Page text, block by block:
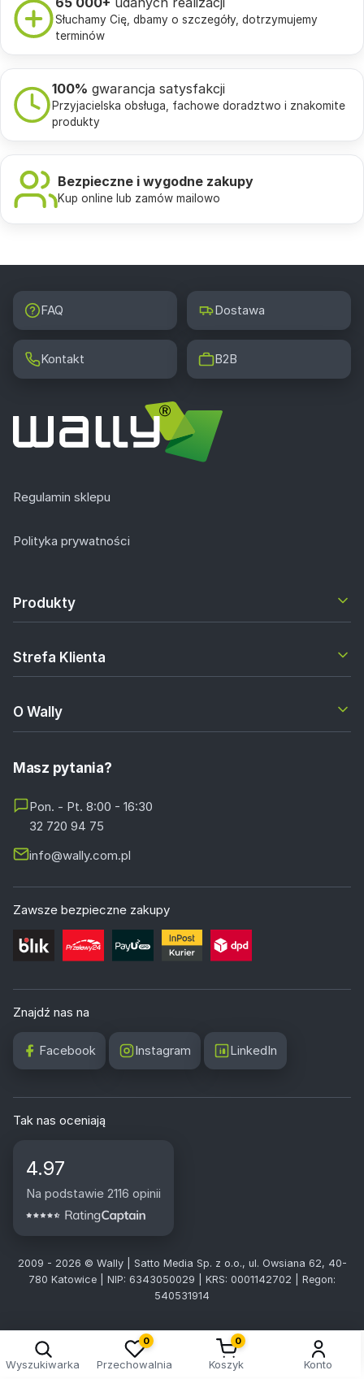
Słuchamy Cię, dbamy o szczegóły, dotrzymujemy
terminów
100% gwarancja satysfakcji
Przyjacielska obsługa, fachowe doradztwo i znakomite
produkty
Bezpieczne i wygodne zakupy
Kup online lub zamów mailowo
FAQ Dostawa
Kontakt B2B
Regulamin sklepu
Polityka prywatności
Produkty
Strefa Klienta
O Wally
Masz pytania?
Pon. - Pt. 8:00 - 16:30
32 720 94 75
info@wally.com.pl
Zawsze bezpieczne zakupy
Znajdź nas na
Facebook Instagram LinkedIn
Tak nas oceniają
4.97
Na podstawie 2116 opinii
2009 - 2026 © Wally | Satto Media Sp. z o.o., ul. Owsiana 62, 40-
780 Katowice | NIP: 6343050029 | KRS: 0001142702 | Regon:
540531914
Wyszukiwarka
0
Przechowalnia
0
Koszyk Konto